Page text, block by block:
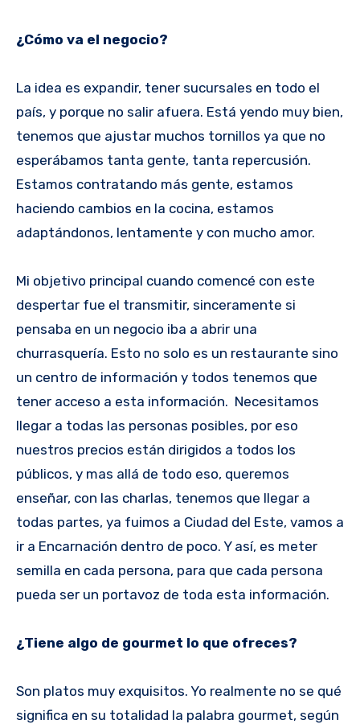
¿Cómo va el negocio?
La idea es expandir, tener sucursales en todo el
país, y porque no salir afuera. Está yendo muy bien,
tenemos que ajustar muchos tornillos ya que no
esperábamos tanta gente, tanta repercusión.
Estamos contratando más gente, estamos
haciendo cambios en la cocina, estamos
adaptándonos, lentamente y con mucho amor.
Mi objetivo principal cuando comencé con este
despertar fue el transmitir, sinceramente si
pensaba en un negocio iba a abrir una
churrasquería. Esto no solo es un restaurante sino
un centro de información y todos tenemos que
tener acceso a esta información. Necesitamos
llegar a todas las personas posibles, por eso
nuestros precios están dirigidos a todos los
públicos, y mas allá de todo eso, queremos
enseñar, con las charlas, tenemos que llegar a
todas partes, ya fuimos a Ciudad del Este, vamos a
ir a Encarnación dentro de poco. Y así, es meter
semilla en cada persona, para que cada persona
pueda ser un portavoz de toda esta información.
¿Tiene algo de gourmet lo que ofreces?
Son platos muy exquisitos. Yo realmente no se qué
significa en su totalidad la palabra gourmet, según